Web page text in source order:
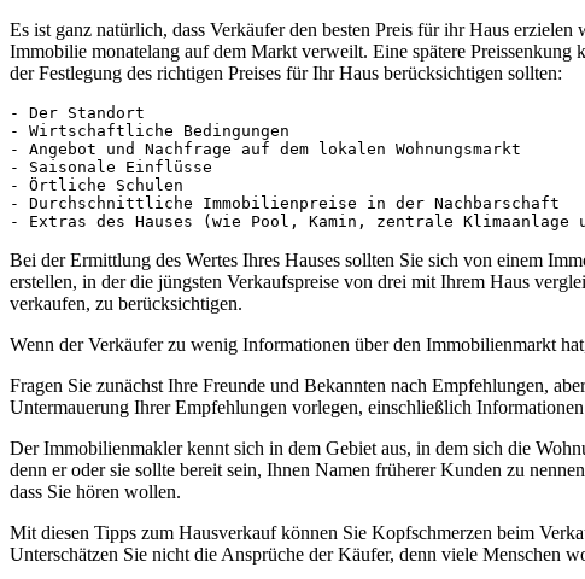
Es ist ganz natürlich, dass Verkäufer den besten Preis für ihr Haus
Immobilie monatelang auf dem Markt verweilt. Eine spätere
der Festlegung des richtigen Preises für Ihr Haus berücksichtigen sollten:
- Der Standort
- Wirtschaftliche Bedingungen
- Angebot und Nachfrage auf dem lokalen Wohnungsmarkt
- Saisonale Einflüsse
- Örtliche Schulen
- Durchschnittliche Immobilienpreise in der Nachbarschaft
- Extras des Hauses (wie Pool, Kamin, zentrale Klimaanlage
Bei der Ermittlung des Wertes Ihres Hauses sollten Sie sich von einem
erstellen, in der die jüngsten Verkaufspreise von drei mit Ihrem Haus
verkaufen, zu berücksichtigen.
Wenn der Verkäufer zu wenig Informationen über den Immobilienmarkt
Fragen Sie zunächst Ihre Freunde und Bekannten nach Empfehlungen,
Untermauerung Ihrer Empfehlungen vorlegen, einschließlich
Der Immobilienmakler kennt sich in dem Gebiet aus, in dem sich die
denn er oder sie sollte bereit sein, Ihnen Namen früherer Kunden zu
dass Sie hören wollen.
Mit diesen Tipps zum Hausverkauf können Sie Kopfschmerzen beim
Unterschätzen Sie nicht die Ansprüche der Käufer, denn viele Menschen